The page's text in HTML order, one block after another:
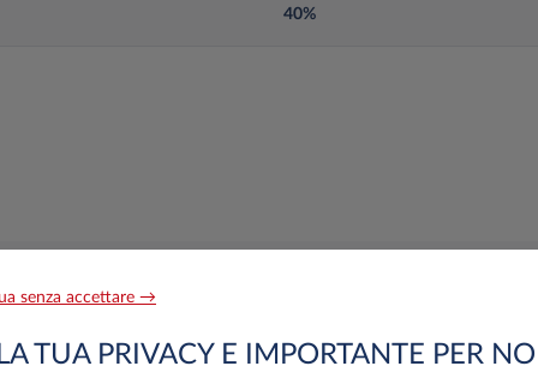
40%
senza accettare →
LA TUA PRIVACY E IMPORTANTE PER